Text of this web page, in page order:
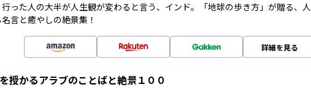
った人の大半が人生観が変わると言う、インド。「地球の歩き方」が贈る、人
言と癒やしの絶景集！
詳細を見る
授かるアラブのことばと絶景１００